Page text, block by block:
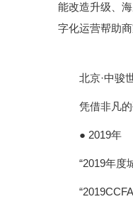
能改造升级、
字化运营帮助
北京·中骏世
凭借非凡的硬
● 2019年
“2019年度城
“2019CCFA